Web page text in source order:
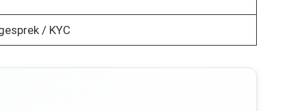
/ KYC